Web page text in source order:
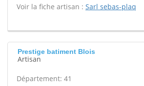
Voir la fiche artisan : Sarl sebas-plaq
Prestige batiment Blois
Artisan
Département: 41